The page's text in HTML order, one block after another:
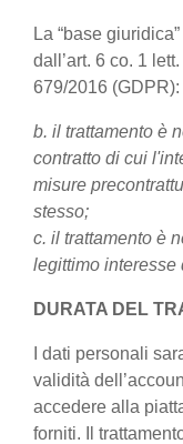
La “base
dall’art. 6 co. 1
679/2016 (GDPR):
b. il trattamento è
contratto di cui
misure
stesso;
c. il trattamento è
legittimo interesse
DURATA DEL
I dati personali
validità
accedere alla
forniti. Il